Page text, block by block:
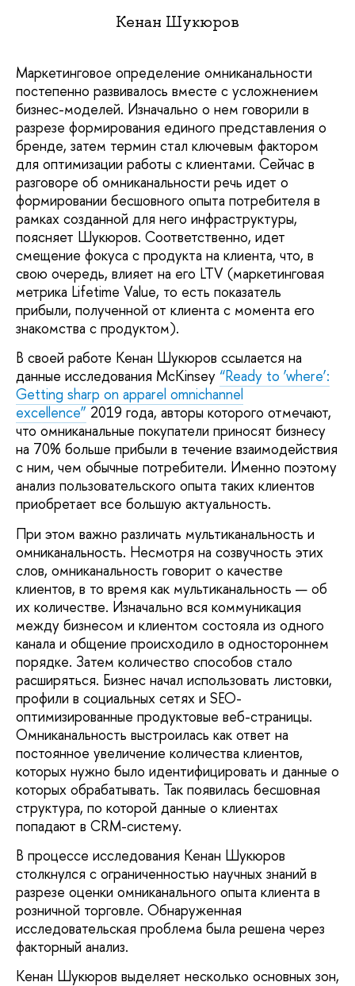
Кенан Шyкюров
Маркетинговое определение омниканальности
постепенно развивалось вместе с усложнением
бизнес-моделей. Изначально о нем говорили в
разрезе формирования единого представления о
бренде, затем термин стал ключевым фактором
для оптимизации работы с клиентами. Сейчас в
разговоре об омниканальности речь идет о
формировании бесшовного опыта потребителя в
рамках созданной для него инфраструктуры,
поясняет Шукюров. Соответственно, идет
смещение фокуса с продукта на клиента, что, в
свою очередь, влияет на его LTV (маркетинговая
метрика Lifetime Value, то есть показатель
прибыли, полученной от клиента с момента его
знакомства с продуктом).
В своей работе Кенан Шукюров ссылается на
данные исследования McKinsey “Ready to ‘where’:
Getting sharp on apparel omnichannel
excellence” 2019 года, авторы которого отмечают,
что омниканальные покупатели приносят бизнесу
на 70% больше прибыли в течение взаимодействия
с ним, чем обычные потребители. Именно поэтому
анализ пользовательского опыта таких клиентов
приобретает все большую актуальность.
При этом важно различать мультиканальность и
омниканальность. Несмотря на созвучность этих
слов, омниканальность говорит о качестве
клиентов, в то время как мультиканальность — об
их количестве. Изначально вся коммуникация
между бизнесом и клиентом состояла из одного
канала и общение происходило в одностороннем
порядке. Затем количество способов стало
расширяться. Бизнес начал использовать листовки,
профили в социальных сетях и SEO-
оптимизированные продуктовые веб-страницы.
Омниканальность выстроилась как ответ на
постоянное увеличение количества клиентов,
которых нужно было идентифицировать и данные о
которых обрабатывать. Так появилась бесшовная
структура, по которой данные о клиентах
попадают в CRM-систему.
В процессе исследования Кенан Шукюров
столкнулся с ограниченностью научных знаний в
разрезе оценки омниканального опыта клиента в
розничной торговле. Обнаруженная
исследовательская проблема была решена через
факторный анализ.
Кенан Шукюров выделяет несколько основных зон,